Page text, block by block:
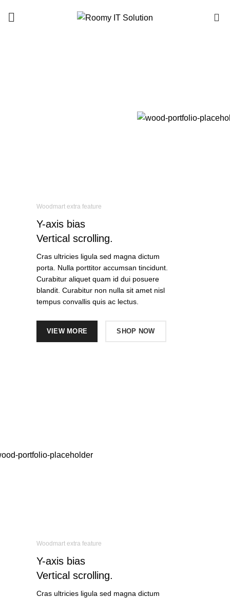
Woodmart extra feature
Y-axis bias
Vertical scrolling.
Cras ultricies ligula sed magna dictum
porta. Nulla porttitor accumsan tincidunt.
Curabitur aliquet quam id dui posuere
blandit. Curabitur non nulla sit amet nisl
tempus convallis quis ac lectus.
VIEW MORE SHOP NOW
Woodmart extra feature
Y-axis bias
Vertical scrolling.
Cras ultricies ligula sed magna dictum